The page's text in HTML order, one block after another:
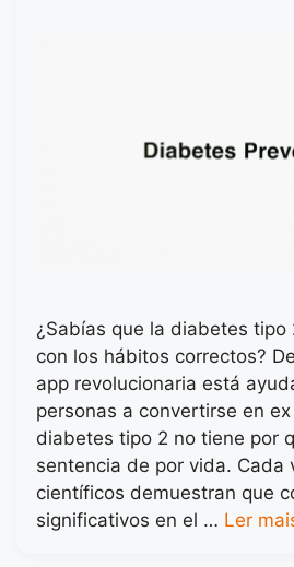
¿Sabías que la diabetes
con los hábitos correctos?
app revolucionaria está
personas a convertirse en
diabetes tipo 2 no tiene por
sentencia de por vida. Cada
científicos demuestran que
significativos en el … Ler